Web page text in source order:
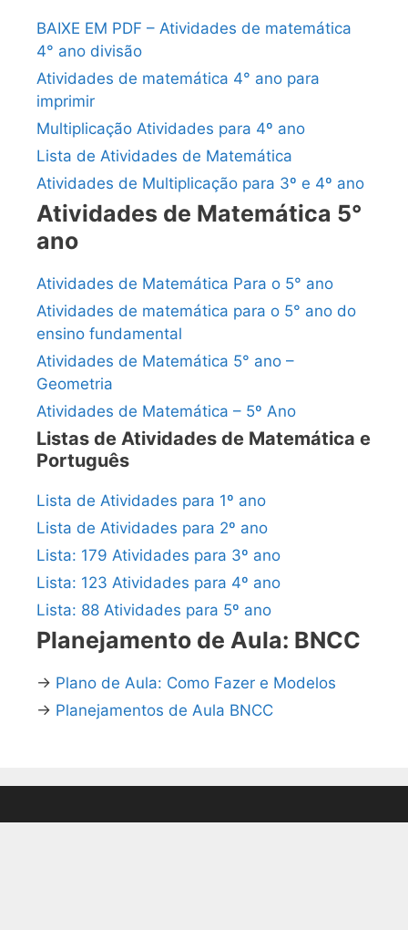
BAIXE EM PDF – Atividades de matemática
4° ano divisão
Atividades de matemática 4° ano para
imprimir
Multiplicação Atividades para 4º ano
Lista de Atividades de Matemática
Atividades de Multiplicação para 3º e 4º ano
Atividades de Matemática 5°
ano
Atividades de Matemática Para o 5° ano
Atividades de matemática para o 5° ano do
ensino fundamental
Atividades de Matemática 5° ano –
Geometria
Atividades de Matemática – 5º Ano
Listas de Atividades de Matemática e
Português
Lista de Atividades para 1º ano
Lista de Atividades para 2º ano
Lista: 179 Atividades para 3º ano
Lista: 123 Atividades para 4º ano
Lista: 88 Atividades para 5º ano
Planejamento de Aula: BNCC
→ Plano de Aula: Como Fazer e Modelos
→ Planejamentos de Aula BNCC